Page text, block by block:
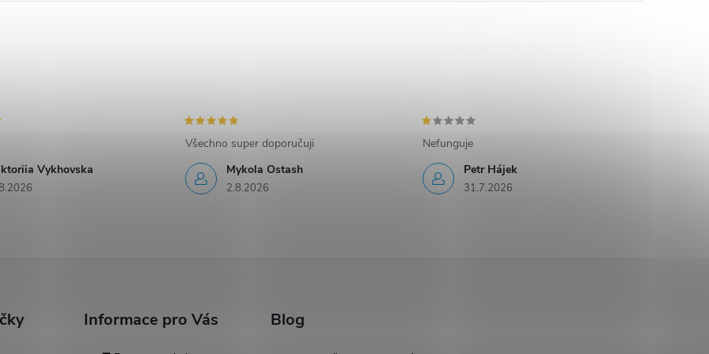
Vykhovska
Mykola Ostash
2.8.2026
Všechno super doporučuji
Petr Hájek
31.7.2026
Nefunguje
Informace pro Vás Blog